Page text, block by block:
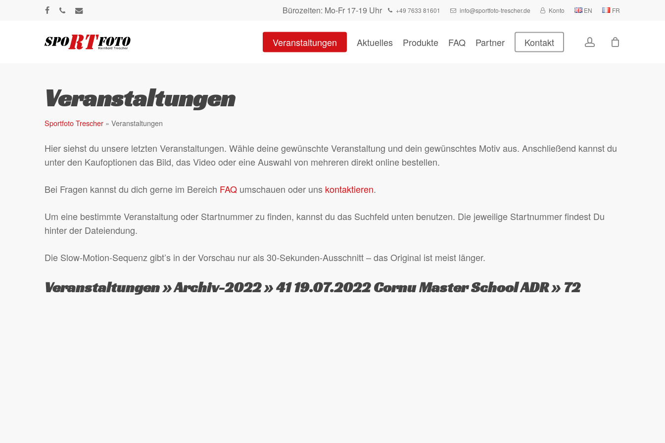
facebookphoneemail
Bürozeiten: Mo-Fr 17-19 Uhr +49 7633 81601 info@sportfoto-trescher.de Konto EN FR
Veranstaltungen Aktuelles Produkte FAQ Partner Kontakt account
WarenkorbClose
Veranstaltungen
Sportfoto Trescher » Veranstaltungen
Hier siehst du unsere letzten Veranstaltungen. Wähle deine gewünschte Veranstaltung und dein gewünschtes Motiv aus. Anschließend kannst du
unter den Kaufoptionen das Bild, das Video oder eine Auswahl von mehreren direkt online bestellen.
Bei Fragen kannst du dich gerne im Bereich FAQ umschauen oder uns kontaktieren.
Um eine bestimmte Veranstaltung oder Startnummer zu finden, kannst du das Suchfeld unten benutzen. Die jeweilige Startnummer findest Du
hinter der Dateiendung.
Die Slow-Motion-Sequenz gibt’s in der Vorschau nur als 30-Sekunden-Ausschnitt – das Original ist meist länger.
Veranstaltungen » Archiv-2022 » 41 19.07.2022 Cornu Master School ADR » 72